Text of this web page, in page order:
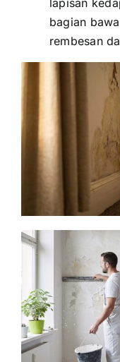
lapisan
bagian
rembesan